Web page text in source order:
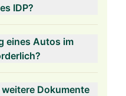
IDP?
eines Autos im
Dokumente